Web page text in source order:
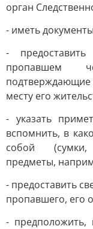
орган
- иметь
-
пропавшем
подтверждающие
месту его
- указать
вспомнить, в
собой (сумки,
предметы,
- предоставить
пропавшего, его
- предположить,